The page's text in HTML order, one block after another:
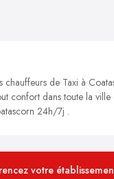
de Taxi à
confort dans toute la
24h/7j .
votre